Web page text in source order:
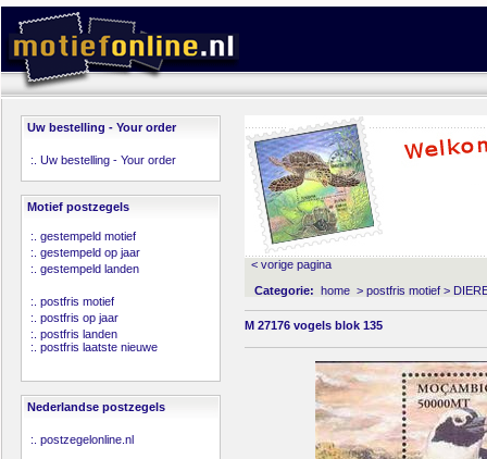
Uw bestelling - Your order
:. Uw bestelling - Your order
Motief postzegels
:. gestempeld motief
:. gestempeld op jaar
:. gestempeld landen
:. postfris motief
:. postfris op jaar
:. postfris landen
:. postfris laatste nieuwe
Nederlandse postzegels
:. postzegelonline.nl
< vorige pagina
Categorie: home > postfris motief >
M 27176 vogels blok 135